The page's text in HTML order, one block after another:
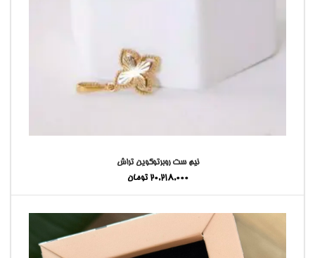
نیم ست روبرتوکوین تراش
20,218,000 تومان